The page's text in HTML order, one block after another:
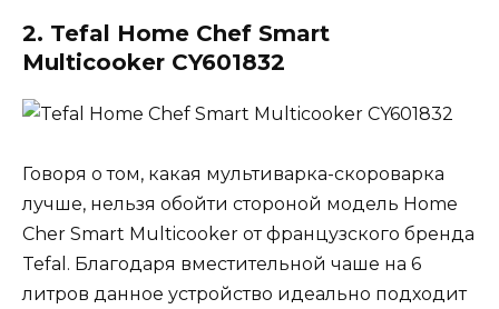
2. Tefal Home Chef Smart
Multicooker CY601832
Говоря о том, какая мультиварка-скороварка
лучше, нельзя обойти стороной модель Home
Cher Smart Multicooker от французского бренда
Tefal. Благодаря вместительной чаше на 6
литров данное устройство идеально подходит